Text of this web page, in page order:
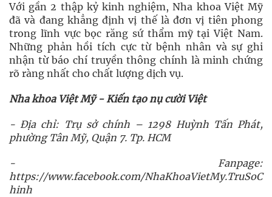
Với gần 2 thập kỷ kinh nghiệm, Nha khoa Việt Mỹ
đã và đang khẳng định vị thế là đơn vị tiên phong
trong lĩnh vực bọc răng sứ thẩm mỹ tại Việt Nam.
Những phản hồi tích cực từ bệnh nhân và sự ghi
nhận từ báo chí truyền thông chính là minh chứng
rõ ràng nhất cho chất lượng dịch vụ.
Nha khoa Việt Mỹ - Kiến tạo nụ cười Việt
- Địa chỉ: Trụ sở chính – 1298 Huỳnh Tấn Phát,
phường Tân Mỹ, Quận 7. Tp. HCM
- Fanpage:
https://www.facebook.com/NhaKhoaVietMy.TruSoC
hinh